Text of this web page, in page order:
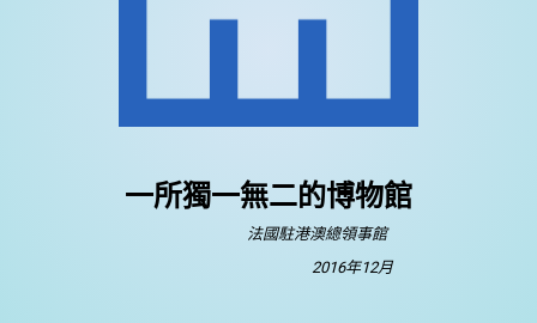
一所獨一無二的博物館
法國駐港澳總領事館
2016年12月